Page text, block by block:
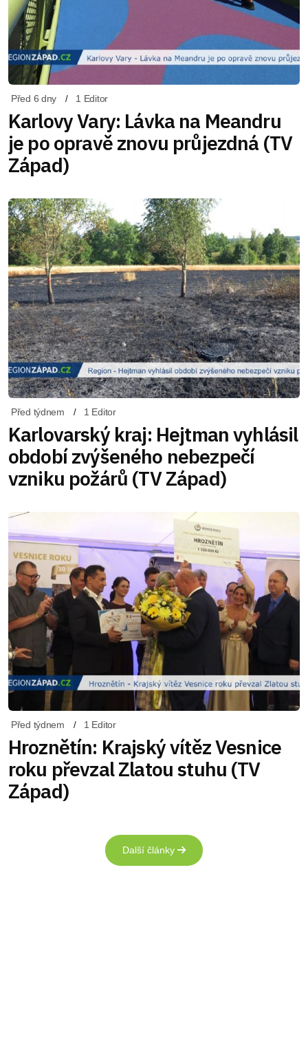
Před 6 dny 1 Editor
Karlovy Vary: Lávka na Meandru
je po opravě znovu průjezdná (TV
Západ)
Před týdnem 1 Editor
Karlovarský kraj: Hejtman vyhlásil
období zvýšeného nebezpečí
vzniku požárů (TV Západ)
Před týdnem 1 Editor
Hroznětín: Krajský vítěz Vesnice
roku převzal Zlatou stuhu (TV
Západ)
Další články